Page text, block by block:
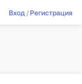
Вход/ Регистрация